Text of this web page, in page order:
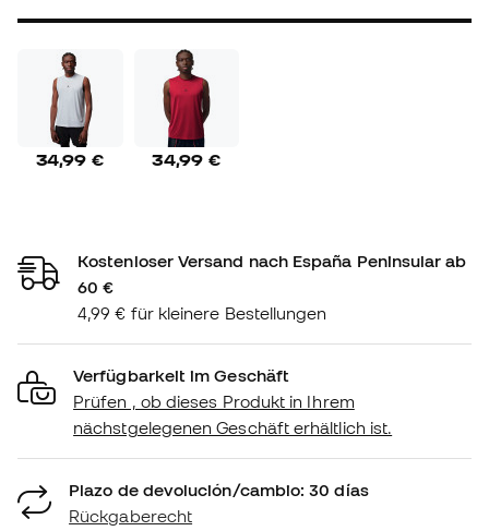
34,99 € 34,99 €
Kostenloser Versand nach España Peninsular ab
60 €
4,99 € für kleinere Bestellungen
Verfügbarkeit im Geschäft
Prüfen , ob dieses Produkt in Ihrem
nächstgelegenen Geschäft erhältlich ist.
Plazo de devolución/cambio: 30 días
Rückgaberecht